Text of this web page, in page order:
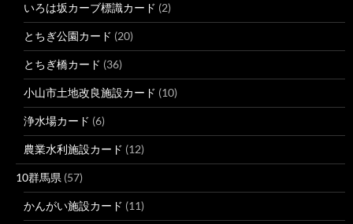
いろは坂カーブ標識カード (2)
とちぎ公園カード (20)
とちぎ橋カード (36)
小山市土地改良施設カード (10)
浄水場カード (6)
農業水利施設カード (12)
10群馬県 (57)
かんがい施設カード (11)